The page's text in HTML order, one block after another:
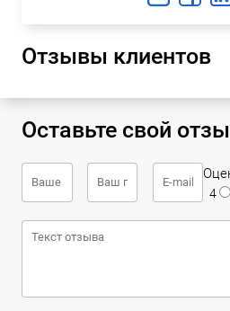
Отзывы клиентов
Оставьте свой
4